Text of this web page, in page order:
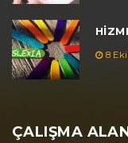
8
ÇALIŞMA